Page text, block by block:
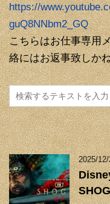
https://
guQ8NNbm2_GQ
こちらはお仕事専用
絡にはお返事致しか
2025/